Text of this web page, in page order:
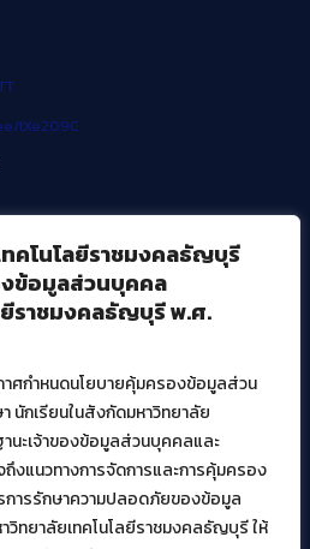
คโนโลยีราชมงคลธัญบุรี
ข้อมูลส่วนบุคคล
ยีราชมงคลธัญบุรี พ.ศ.
าศกำหนดนโยบายคุ้มครองข้อมูลส่วน
นักเรียนในสังกัดมหาวิทยาลัย
นะเจ้าของข้อมูลส่วนบุคคลและ
งแนวทางการจัดการและการคุ้มครอง
ารรักษาความปลอดภัยของข้อมูล
วิทยาลัยเทคโนโลยีราชมงคลธัญบุรี ให้
tXe209C
น่วยงานภายนอก
าผู้ประกอบการ SME โดย. มทร.ธัญบุรี